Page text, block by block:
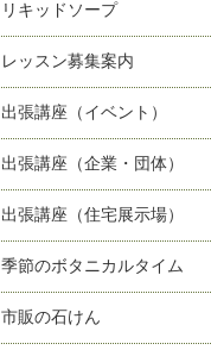
リキッドソープ
レッスン募集案内
出張講座（イベント）
出張講座（企業・団体）
出張講座（住宅展示場）
季節のボタニカルタイム
市販の石けん